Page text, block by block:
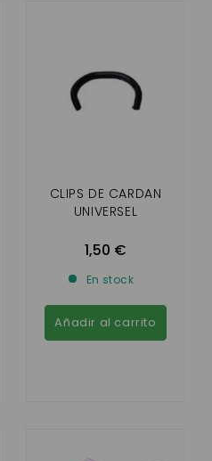
CLIPS DE CARDAN
UNIVERSEL
1,50 €
En stock
Añadir al carrito